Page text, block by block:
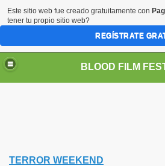
TERROR WEEKEND
Este sitio web fue creado gratuitamente con
tener tu propio sitio web?
REGÍSTRATE